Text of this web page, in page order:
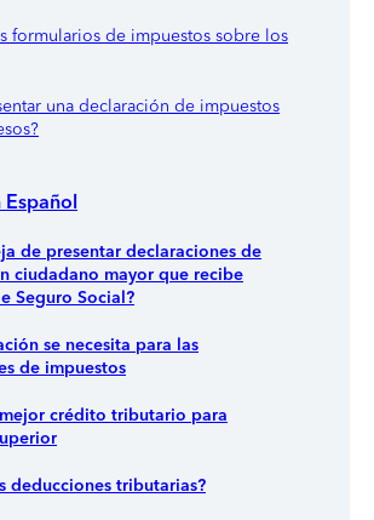
formularios de impuestos sobre los
una declaración de impuestos
Español
de presentar declaraciones de
ciudadano mayor que recibe
Seguro Social?
se necesita para las
de impuestos
crédito tributario para
deducciones tributarias?